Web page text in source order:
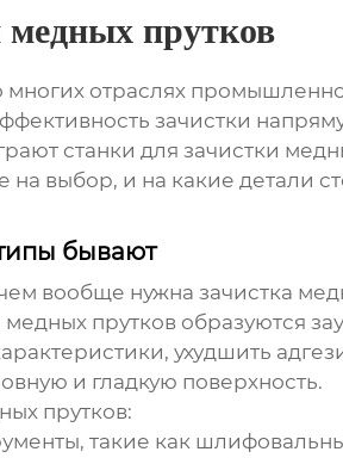
медных прутков
отраслях
зачистки
станки для зачистки
выбор, и на какие детали
бывают
вообще нужна зачистка
прутков образуются
ухудшить
и гладкую поверхность.
прутков:
такие как